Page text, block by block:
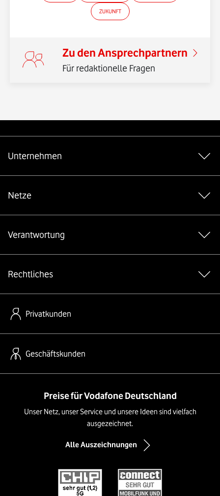
ZUKUNFT
Zu den Ansprechpartnern
Für redaktionelle Fragen
Unternehmen
Netze
Verantwortung
Rechtliches
Privatkunden
Geschäftskunden
Preise für Vodafone Deutschland
Unser Netz, unser Service und unsere Ideen sind vielfach
ausgezeichnet.
Alle Auszeichnungen